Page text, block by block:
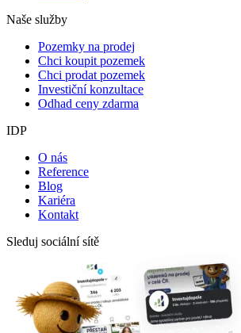
Naše služby
Pozemky na prodej
Chci koupit pozemek
Chci prodat pozemek
Investiční konzultace
Odhad ceny zdarma
IDP
O nás
Reference
Blog
Kariéra
Kontakt
Sleduj sociální sítě